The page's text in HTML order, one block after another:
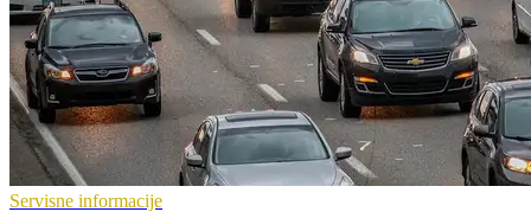
Servisne informacije